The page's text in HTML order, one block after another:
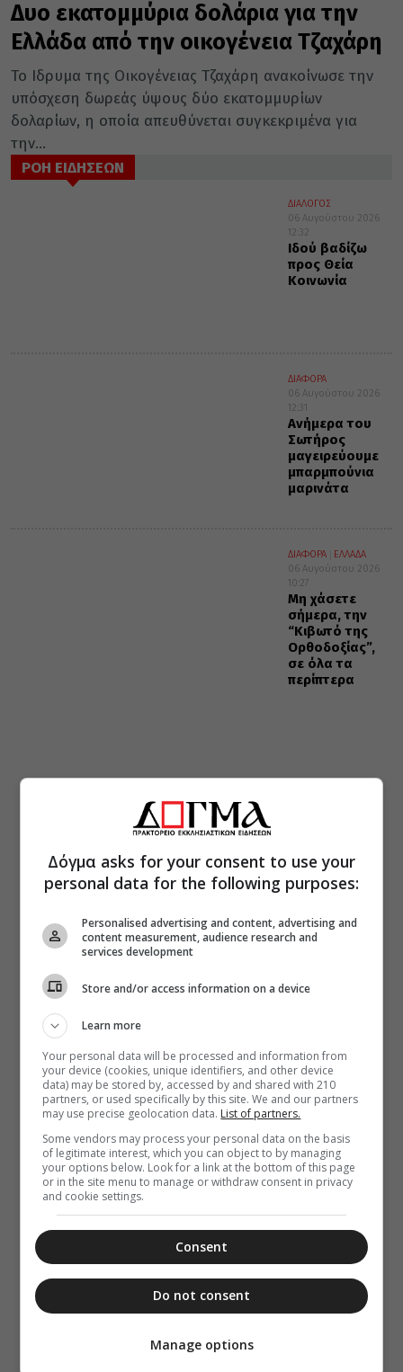
Δυο εκατομμύρια δολάρια για την
Ελλάδα από την οικογένεια Τζαχάρη
Το Ιδρυμα της Οικογένειας Τζαχάρη ανακοίνωσε την
υπόσχεση δωρεάς ύψους δύο εκατομμυρίων
δολαρίων, η οποία απευθύνεται συγκεκριμένα για
την...
ΡΟΗ ΕΙΔΗΣΕΩΝ
ΔΙΑΛΟΓΟΣ
06 Αυγούστου 2026
12:32
Ιδού βαδίζω
προς Θεία
Κοινωνία
ΔΙΑΦΟΡΑ
06 Αυγούστου 2026
12:31
Ανήμερα του
Σωτήρος
μαγειρεύουμε
μπαρμπούνια
μαρινάτα
ΔΙΑΦΟΡΑ
ΕΛΛΑΔΑ
06 Αυγούστου 2026
10:27
Μη χάσετε
σήμερα, την
“Κιβωτό της
Ορθοδοξίας”,
σε όλα τα
περίπτερα
Δόγμα asks for your consent to use your
personal data for the following purposes:
Personalised advertising and content, advertising and
content measurement, audience research and
services development
Store and/or access information on a device
Learn more
Your personal data will be processed and information from
your device (cookies, unique identifiers, and other device
data) may be stored by, accessed by and shared with 210
partners, or used specifically by this site. We and our partners
may use precise geolocation data. List of partners.
Some vendors may process your personal data on the basis
of legitimate interest, which you can object to by managing
your options below. Look for a link at the bottom of this page
or in the site menu to manage or withdraw consent in privacy
and cookie settings.
Consent
Do not consent
Manage options